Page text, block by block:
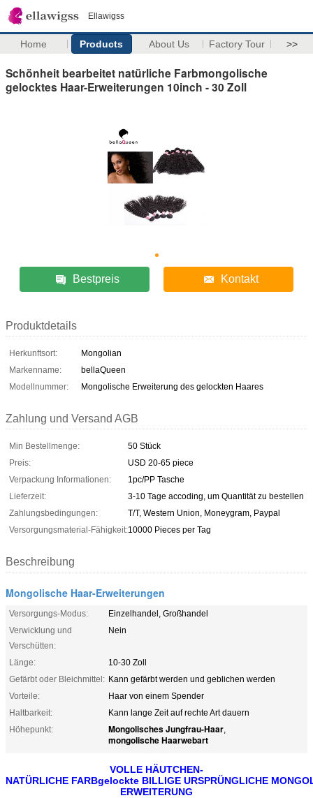
Ellawigss
Home Products About Us Factory Tour >>
Schönheit bearbeitet natürliche Farbmongolische
gelocktes Haar-Erweiterungen 10inch - 30 Zoll
Bestpreis Kontakt
Produktdetails
Herkunftsort:
Mongolian
Markenname:
bellaQueen
Modellnummer:
Mongolische Erweiterung des gelockten Haares
Zahlung und Versand AGB
Min Bestellmenge:
50 Stück
Preis:
USD 20-65 piece
Verpackung Informationen:
1pc/PP Tasche
Lieferzeit:
3-10 Tage accoding, um Quantität zu bestellen
Zahlungsbedingungen:
T/T, Western Union, Moneygram, Paypal
Versorgungsmaterial-Fähigkeit:10000 Pieces per Tag
Beschreibung
Mongolische Haar-Erweiterungen
Versorgungs-Modus:
Einzelhandel, Großhandel
Verwicklung und
Verschütten:
Nein
Länge:
10-30 Zoll
Gefärbt oder Bleichmittel: Kann gefärbt werden und geblichen werden
Vorteile:
Haar von einem Spender
Haltbarkeit:
Kann lange Zeit auf rechte Art dauern
Höhepunkt:
Mongolisches Jungfrau-Haar,
mongolische Haarwebart
VOLLE HÄUTCHEN-
NATÜRLICHE FARBgelockte BILLIGE URSPRÜNGLICHE
ERWEITERUNG